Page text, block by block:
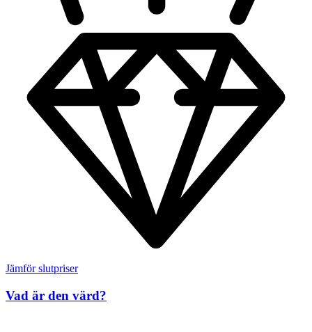
Jämför slutpriser
Vad är den värd?